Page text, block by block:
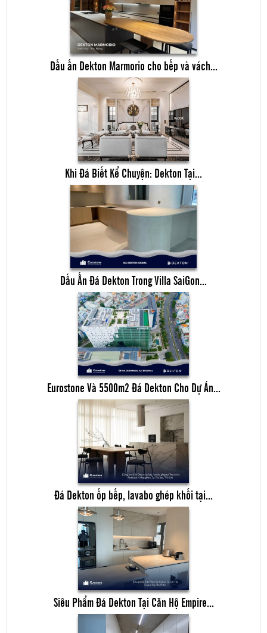
Dấu ấn Dekton Marmorio cho bếp và vách...
Khi Đá Biết Kể Chuyện: Dekton Tại...
Dấu Ấn Đá Dekton Trong Villa SaiGon...
Eurostone Và 5500m2 Đá Dekton Cho Dự Án...
Đá Dekton ốp bếp, lavabo ghép khối tại...
Siêu Phẩm Đá Dekton Tại Căn Hộ Empire...